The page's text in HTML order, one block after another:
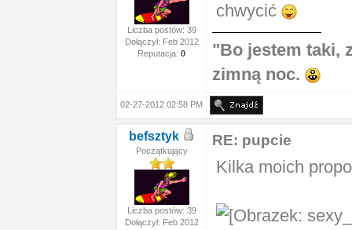
Liczba postów: 39
Dołączył: Feb 2012
Reputacja: 0
chwycić
"Bo jestem taki,
zimną noc.
02-27-2012 02:58 PM
befsztyk
Początkujący
Liczba postów: 39
Dołączył: Feb 2012
RE: pupcie
Kilka moich